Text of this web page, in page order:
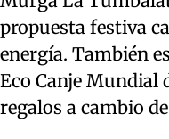
propuesta festiva
energía. También
Eco Canje Mundial
regalos a cambio